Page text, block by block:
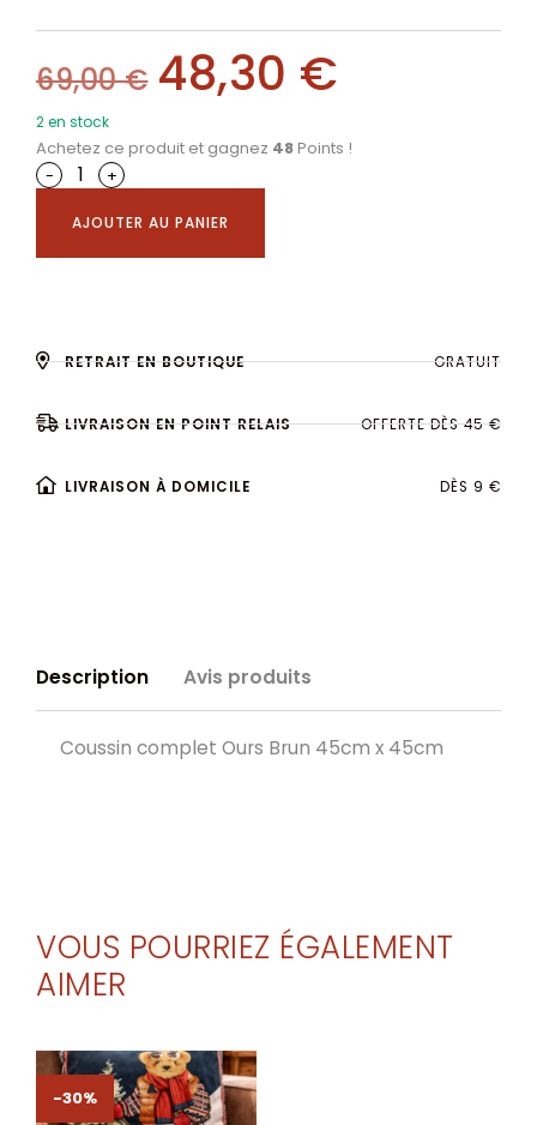
69,00€ 48,30 €
2 en stock
Achetez ce produit et gagnez 48 Points !
-
+
AJOUTER AU PANIER
RETRAIT EN BOUTIQUE GRATUIT
LIVRAISON EN POINT RELAIS OFFERTE DÈS 45 €
LIVRAISON À DOMICILE DÈS 9 €
Description Avis produits
Coussin complet Ours Brun 45cm x 45cm
VOUS POURRIEZ ÉGALEMENT
AIMER
-30%